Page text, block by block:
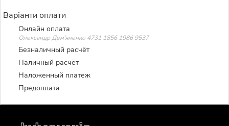
Варіанти оплати
Онлайн оплата
Олександр Дем'яненко 4731 1856 1986 9537
Безналичный расчёт
Наличный расчёт
Наложенный платеж
Предоплата